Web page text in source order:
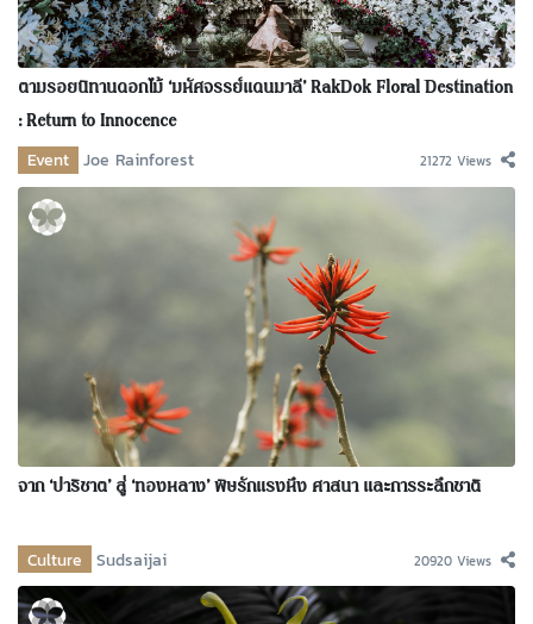
ตามรอยนิทานดอกไม้ ‘มหัศจรรย์แดนมาลี’ RakDok Floral Destination
: Return to Innocence
Event Joe Rainforest 21272 Views
จาก ‘ปาริชาต’ สู่ ‘ทองหลาง’ พิษรักแรงหึง ศาสนา และการระลึกชาติ
Culture Sudsaijai 20920 Views